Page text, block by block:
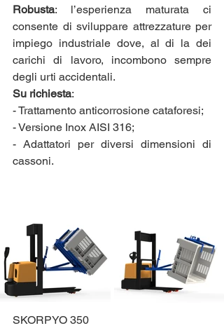
Robusta: l’esperienza maturata ci
consente di sviluppare attrezzature per
impiego industriale dove, al di la dei
carichi di lavoro, incombono sempre
degli urti accidentali.
Su richiesta:
- Trattamento anticorrosione cataforesi;
- Versione Inox AISI 316;
- Adattatori per diversi dimensioni di
cassoni.
SKORPYO 350